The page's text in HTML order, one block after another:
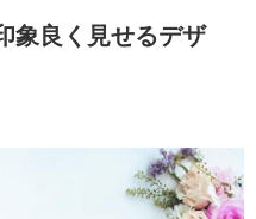
象良く見せるデザ